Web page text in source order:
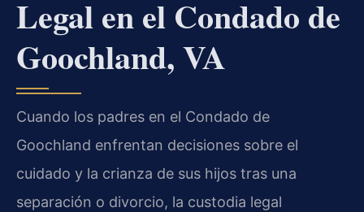
Legal en el Condado de
Goochland, VA
Cuando los padres en el Condado de
Goochland enfrentan decisiones sobre el
cuidado y la crianza de sus hijos tras una
separación o divorcio, la custodia legal